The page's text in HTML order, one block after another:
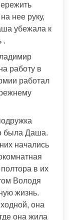
нее руку,
убежала к
.
работу в
работал
была Даша.
начались
в их
Володя
жизнь.
она
она жила